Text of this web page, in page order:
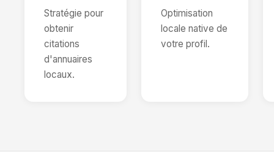
Stratégie pour
obtenir
citations
d'annuaires
locaux.
Optimisation
locale native de
votre profil.